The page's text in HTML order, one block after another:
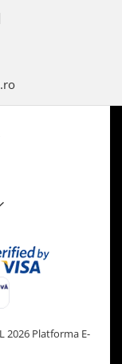
2026 Platforma E-